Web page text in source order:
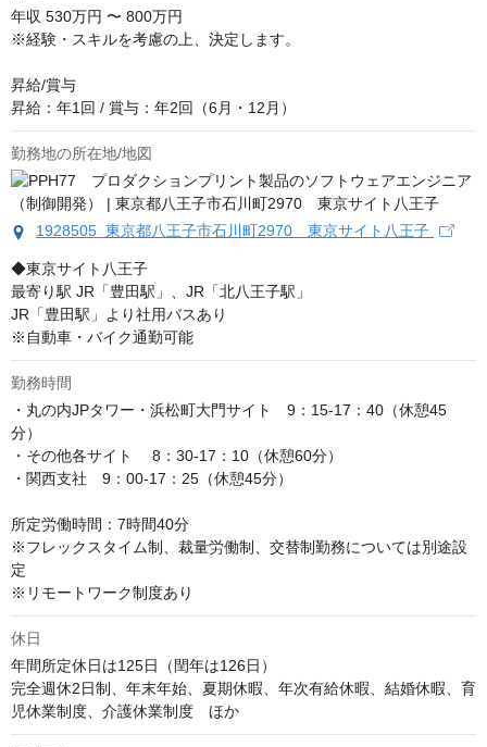
年収 530万円 〜 800万円
※経験・スキルを考慮の上、決定します。
昇給/賞与
昇給：年1回 / 賞与：年2回（6月・12月）
勤務地の所在地/地図
1928505 東京都八王子市石川町2970 東京サイト八王子
◆東京サイト八王子
最寄り駅 JR「豊田駅」、JR「北八王子駅」
JR「豊田駅」より社用バスあり
※自動車・バイク通勤可能
勤務時間
・丸の内JPタワー・浜松町大門サイト　9：15-17：40（休憩45
分）
・その他各サイト 　8：30-17：10（休憩60分）
・関西支社　9：00-17：25（休憩45分）
所定労働時間：7時間40分
※フレックスタイム制、裁量労働制、交替制勤務については別途設
定
※リモートワーク制度あり
休日
年間所定休日は125日（閏年は126日）
完全週休2日制、年末年始、夏期休暇、年次有給休暇、結婚休暇、育
児休業制度、介護休業制度　ほか